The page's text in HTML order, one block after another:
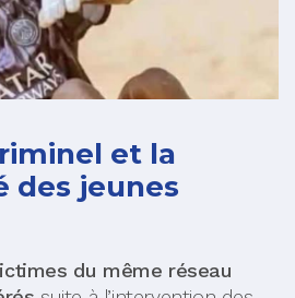
et la
des jeunes
du même réseau